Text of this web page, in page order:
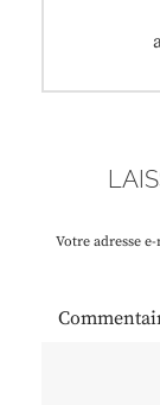
l’article
Votre adresse